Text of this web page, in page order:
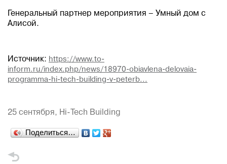
Генеральный партнер мероприятия – Умный дом с
Алисой.
Источник: https://www.to-
inform.ru/index.php/news/18970-obiavlena-delovaia-
programma-hi-tech-building-v-peterb...
25 сентября, Hi-Tech Building
Поделиться…